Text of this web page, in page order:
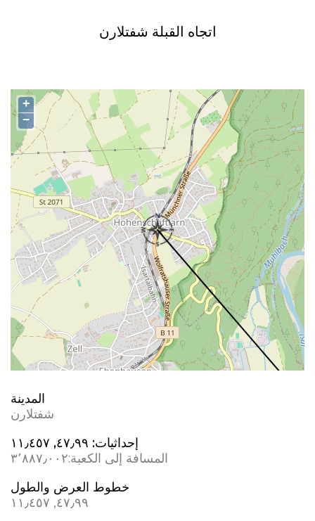
اتجاه القبلة شفتلارن
+
−
المدينة
شفتلارن
إحداثيات: ٤٧٫٩٩, ١١٫٤٥٧
المسافة إلى الكعبة:٣٬٨٨٧٫٠٠٢
خطوط العرض والطول
٤٧٫٩٩, ١١٫٤٥٧